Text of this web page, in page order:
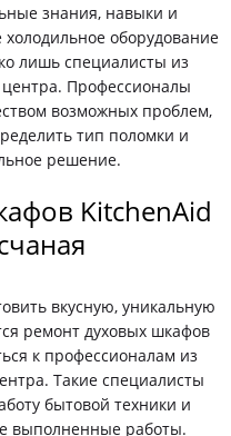
знания, навыки и
оборудование
лишь специалисты из
центра. Профессионалы
возможных проблем,
тип поломки и
решение.
KitchenAid
вкусную, уникальную
ремонт духовых шкафов
к профессионалам из
Такие специалисты
бытовой техники и
выполненные работы.